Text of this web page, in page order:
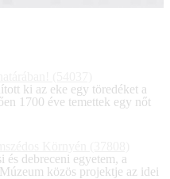
ki az eke egy töredéket a
1700 éve temettek egy nőt
debreceni egyetem, a
közös projektje az idei